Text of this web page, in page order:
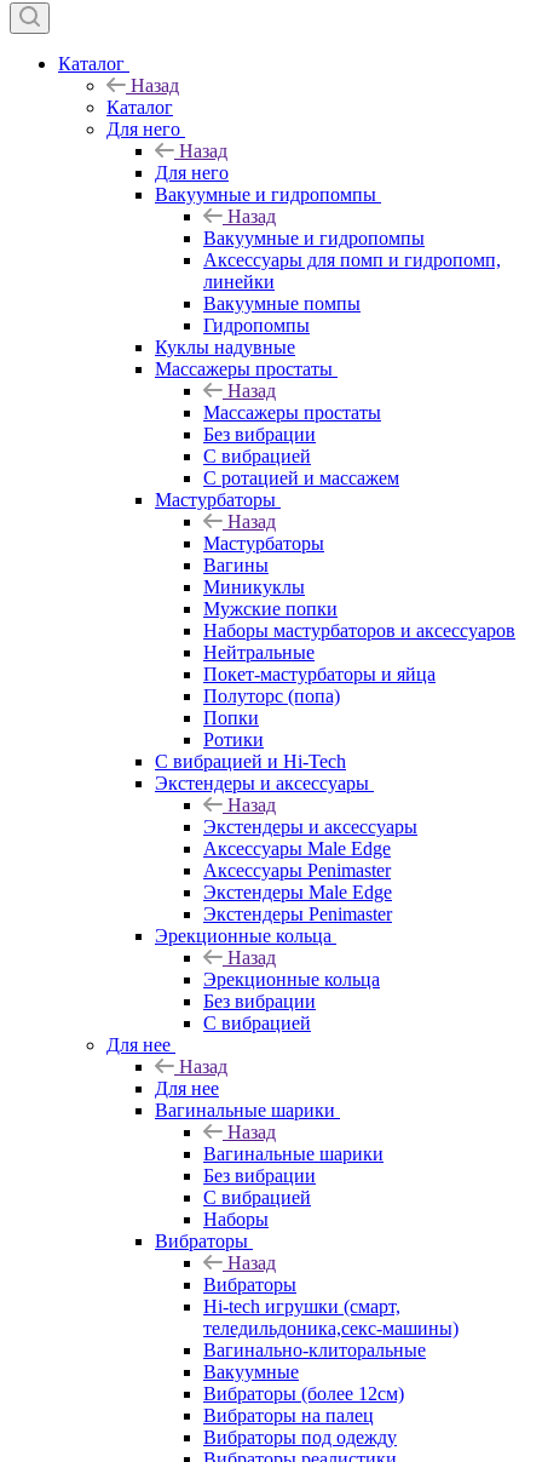
Каталог
Назад
Каталог
Для него
Назад
Для него
Вакуумные и гидропомпы
Назад
Вакуумные и гидропомпы
Аксессуары для помп и гидропомп,
линейки
Вакуумные помпы
Гидропомпы
Куклы надувные
Массажеры простаты
Назад
Массажеры простаты
Без вибрации
С вибрацией
С ротацией и массажем
Мастурбаторы
Назад
Мастурбаторы
Вагины
Миникуклы
Мужские попки
Наборы мастурбаторов и аксессуаров
Нейтральные
Покет-мастурбаторы и яйца
Полуторс (попа)
Попки
Ротики
С вибрацией и Hi-Tech
Экстендеры и аксессуары
Назад
Экстендеры и аксессуары
Аксессуары Male Edge
Аксессуары Penimaster
Экстендеры Male Edge
Экстендеры Penimaster
Эрекционные кольца
Назад
Эрекционные кольца
Без вибрации
С вибрацией
Для нее
Назад
Для нее
Вагинальные шарики
Назад
Вагинальные шарики
Без вибрации
С вибрацией
Наборы
Вибраторы
Назад
Вибраторы
Hi-tech игрушки (смарт,
теледильдоника,секс-машины)
Вагинально-клиторальные
Вакуумные
Вибраторы (более 12см)
Вибраторы на палец
Вибраторы под одежду